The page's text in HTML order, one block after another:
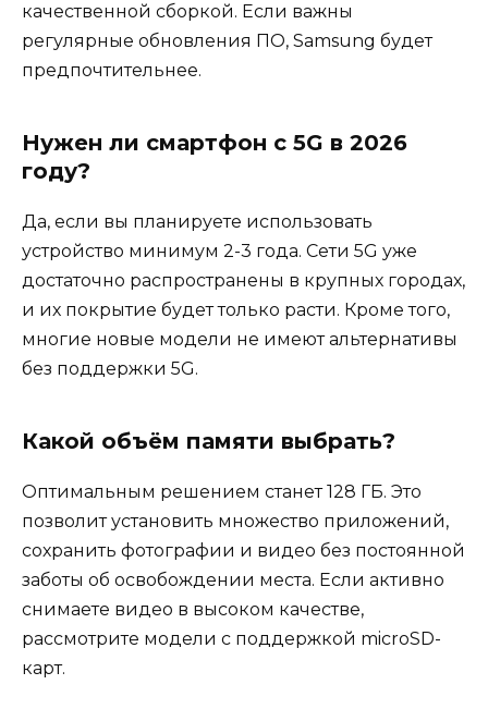
качественной сборкой. Если важны
регулярные обновления ПО, Samsung будет
предпочтительнее.
Нужен ли смартфон с 5G в 2026
году?
Да, если вы планируете использовать
устройство минимум 2-3 года. Сети 5G уже
достаточно распространены в крупных городах,
и их покрытие будет только расти. Кроме того,
многие новые модели не имеют альтернативы
без поддержки 5G.
Какой объём памяти выбрать?
Оптимальным решением станет 128 ГБ. Это
позволит установить множество приложений,
сохранить фотографии и видео без постоянной
заботы об освобождении места. Если активно
снимаете видео в высоком качестве,
рассмотрите модели с поддержкой microSD-
карт.